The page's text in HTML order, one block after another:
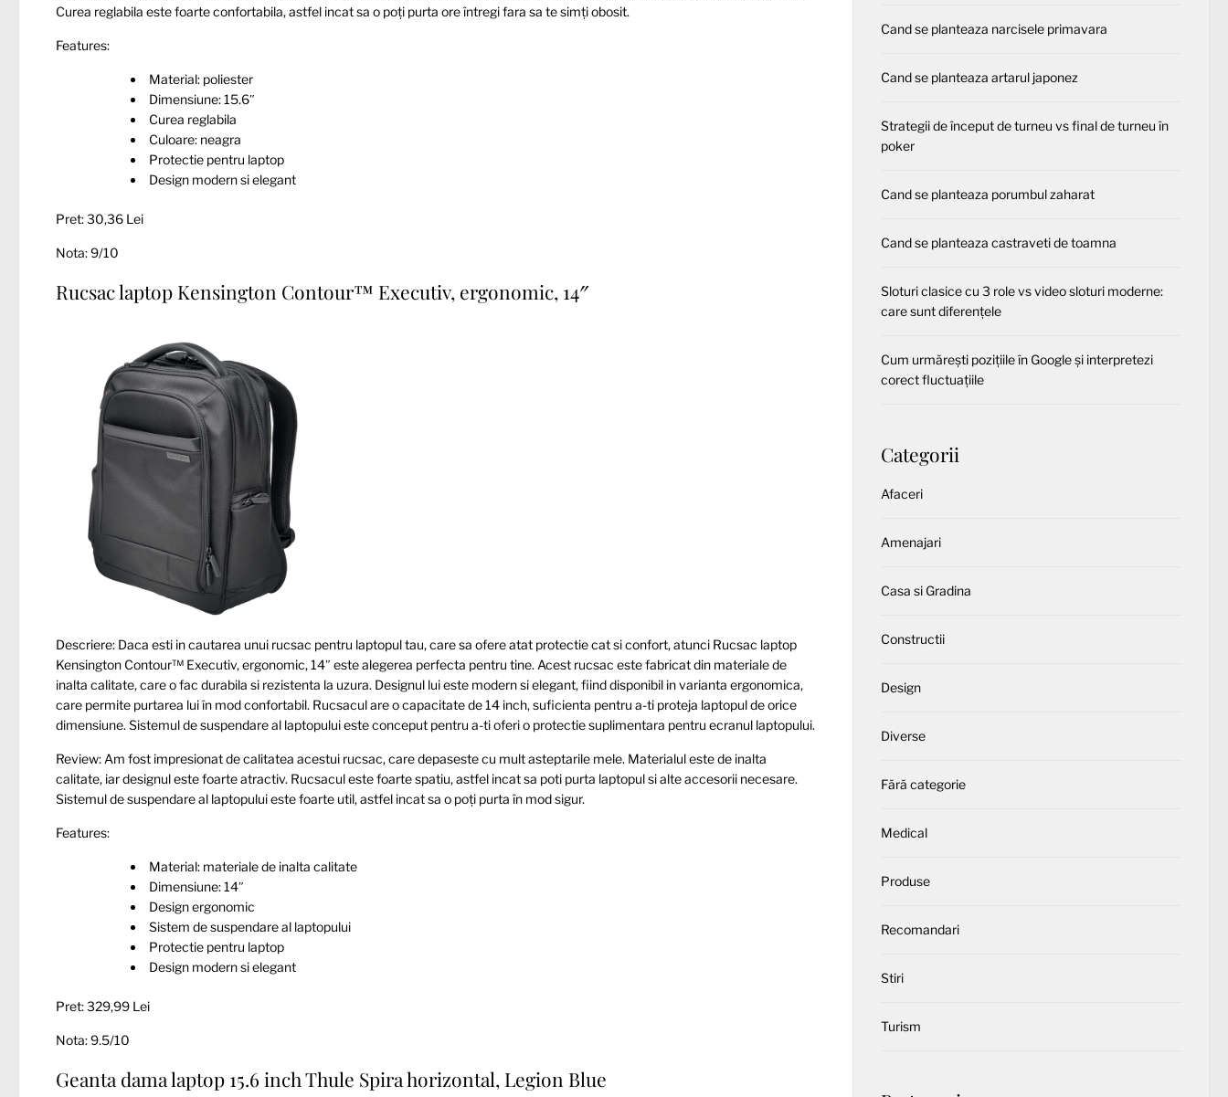
Curea reglabila este foarte confortabila, astfel incat sa o poți purta ore întregi fara sa te simți obosit.
Features:
Material: poliester
Dimensiune: 15.6″
Curea reglabila
Culoare: neagra
Protectie pentru laptop
Design modern si elegant
Pret: 30,36 Lei
Nota: 9/10
Rucsac laptop Kensington Contour™ Executiv, ergonomic, 14″
Descriere: Daca esti in cautarea unui rucsac pentru laptopul tau, care sa ofere atat protectie cat si confort, atunci Rucsac laptop
Kensington Contour™ Executiv, ergonomic, 14″ este alegerea perfecta pentru tine. Acest rucsac este fabricat din materiale de
inalta calitate, care o fac durabila si rezistenta la uzura. Designul lui este modern si elegant, fiind disponibil in varianta ergonomica,
care permite purtarea lui în mod confortabil. Rucsacul are o capacitate de 14 inch, suficienta pentru a-ti proteja laptopul de orice
dimensiune. Sistemul de suspendare al laptopului este conceput pentru a-ti oferi o protectie suplimentara pentru ecranul laptopului.
Review: Am fost impresionat de calitatea acestui rucsac, care depaseste cu mult asteptarile mele. Materialul este de inalta
calitate, iar designul este foarte atractiv. Rucsacul este foarte spatiu, astfel incat sa poti purta laptopul si alte accesorii necesare.
Sistemul de suspendare al laptopului este foarte util, astfel incat sa o poți purta în mod sigur.
Features:
Material: materiale de inalta calitate
Dimensiune: 14″
Design ergonomic
Sistem de suspendare al laptopului
Protectie pentru laptop
Design modern si elegant
Pret: 329,99 Lei
Nota: 9.5/10
Geanta dama laptop 15.6 inch Thule Spira horizontal, Legion Blue
Cand se planteaza narcisele primavara
Cand se planteaza artarul japonez
Strategii de început de turneu vs final de turneu în
poker
Cand se planteaza porumbul zaharat
Cand se planteaza castraveti de toamna
Sloturi clasice cu 3 role vs video sloturi moderne:
care sunt diferențele
Cum urmărești pozițiile în Google și interpretezi
corect fluctuațiile
Categorii
Afaceri
Amenajari
Casa si Gradina
Constructii
Design
Diverse
Fără categorie
Medical
Produse
Recomandari
Stiri
Turism